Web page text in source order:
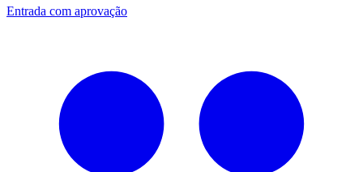
Entrada com aprovação